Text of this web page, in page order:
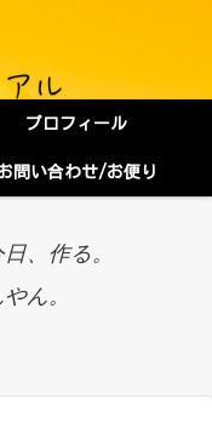
プロフィール
問い合わせ/お便り
、作る。
ん。